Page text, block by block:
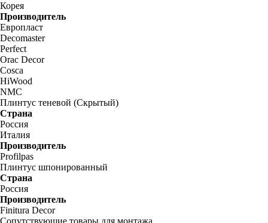
Корея
Производитель
Европласт
Decomaster
Perfect
Orac Decor
Cosca
HiWood
NMC
Плинтус теневой (Скрытый)
Страна
Россия
Италия
Производитель
Profilpas
Плинтус шпонированный
Страна
Россия
Производитель
Finitura Decor
Сопутствующие товары для монтажа